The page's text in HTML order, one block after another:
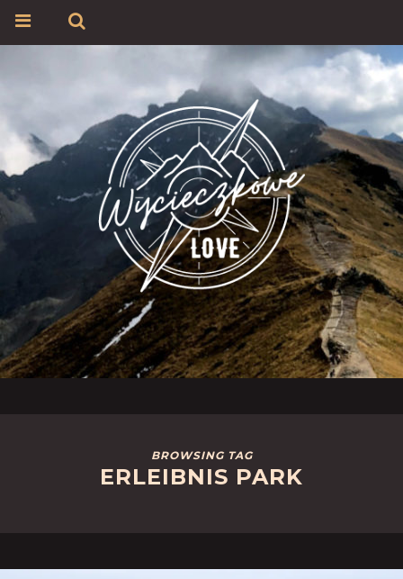
BROWSING TAG
ERLEIBNIS PARK